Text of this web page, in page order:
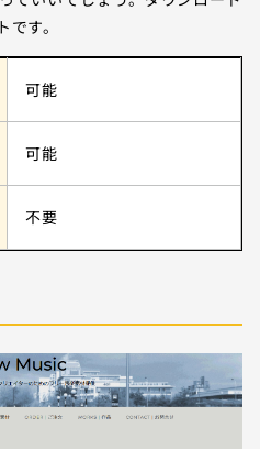
す。
可能
可能
不要